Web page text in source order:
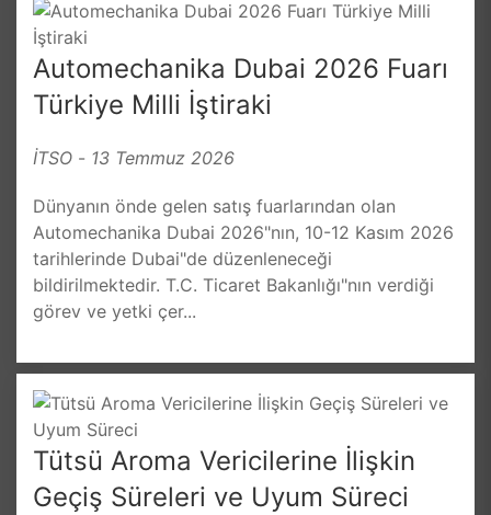
Automechanika Dubai 2026 Fuarı
Türkiye Milli İştiraki
İTSO - 13 Temmuz 2026
Dünyanın önde gelen satış fuarlarından olan
Automechanika Dubai 2026"nın, 10-12 Kasım 2026
tarihlerinde Dubai"de düzenleneceği
bildirilmektedir. T.C. Ticaret Bakanlığı"nın verdiği
görev ve yetki çer...
Tütsü Aroma Vericilerine İlişkin
Geçiş Süreleri ve Uyum Süreci